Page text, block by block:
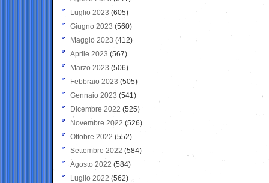
Luglio 2023 (605)
Giugno 2023 (560)
Maggio 2023 (412)
Aprile 2023 (567)
Marzo 2023 (506)
Febbraio 2023 (505)
Gennaio 2023 (541)
Dicembre 2022 (525)
Novembre 2022 (526)
Ottobre 2022 (552)
Settembre 2022 (584)
Agosto 2022 (584)
Luglio 2022 (562)